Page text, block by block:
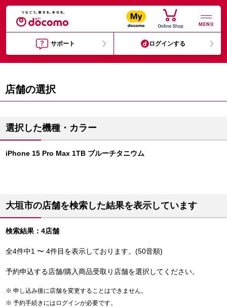
MENU
サポート ログインする
店舗の選択
選択した機種・カラー
iPhone 15 Pro Max 1TB ブルーチタニウム
大垣市の店舗を検索した結果を表示しています
検索結果：4店舗
全4件中1 〜 4件目を表示しております。(50音順)
予約申込する店舗/購入商品受取り店舗を選択してください。
申し込み後に店舗を変更することはできません。
予約手続きにはログインが必要です。